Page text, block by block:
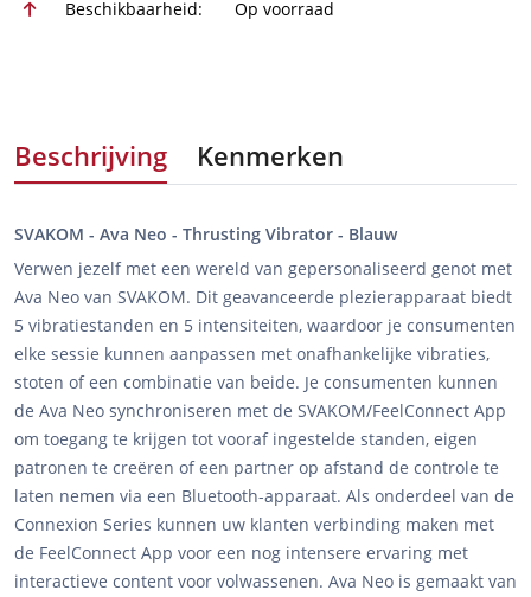
Beschikbaarheid: Op voorraad
Beschrijving Kenmerken
SVAKOM - Ava Neo - Thrusting Vibrator - Blauw
Verwen jezelf met een wereld van gepersonaliseerd genot met
Ava Neo van SVAKOM. Dit geavanceerde plezierapparaat biedt
5 vibratiestanden en 5 intensiteiten, waardoor je consumenten
elke sessie kunnen aanpassen met onafhankelijke vibraties,
stoten of een combinatie van beide. Je consumenten kunnen
de Ava Neo synchroniseren met de SVAKOM/FeelConnect App
om toegang te krijgen tot vooraf ingestelde standen, eigen
patronen te creëren of een partner op afstand de controle te
laten nemen via een Bluetooth-apparaat. Als onderdeel van de
Connexion Series kunnen uw klanten verbinding maken met
de FeelConnect App voor een nog intensere ervaring met
interactieve content voor volwassenen. Ava Neo is gemaakt van